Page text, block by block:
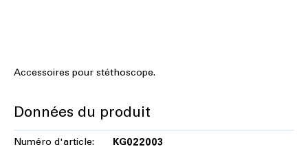
Accessoires pour stéthoscope.
Données du produit
Numéro d'article: KG022003